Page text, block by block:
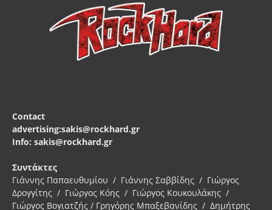
Contact
advertising:sakis@rockhard.gr
Info: sakis@rockhard.gr
Συντάκτες
Γιάννης Παπαευθυμίου / Γιάννης Σαββίδης / Γιώργος
Δρογγίτης / Γιώργος Κόης / Γιώργος Κουκουλάκης /
Γιώργος Βογιατζής / Γρηγόρης Μπαξεβανίδης / Δημήτρης